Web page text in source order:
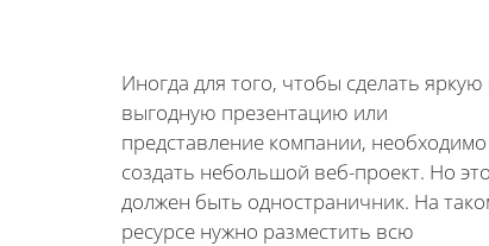
Иногда для того, чтобы сделать яркую
выгодную презентацию или
представление компании, необходимо
создать небольшой веб-проект. Но
должен быть одностраничник. На
ресурсе нужно разместить всю